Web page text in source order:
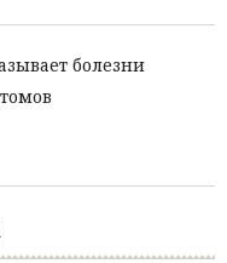
болезни